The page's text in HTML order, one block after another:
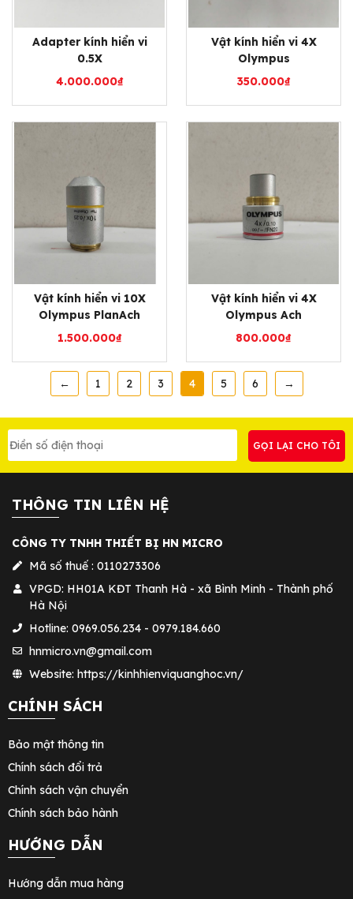
Adapter kính hiển vi
0.5X
4.000.000₫
Vật kính hiển vi 4X
Olympus
350.000₫
Vật kính hiển vi 10X
Olympus PlanAch
1.500.000₫
Vật kính hiển vi 4X
Olympus Ach
800.000₫
← 1 2 3 4 5 6 →
THÔNG TIN LIÊN HỆ
CÔNG TY TNHH THIẾT BỊ HN MICRO
Mã số thuế : 0110273306
VPGD: HH01A KĐT Thanh Hà - xã Bình Minh - Thành phố
Hà Nội
Hotline: 0969.056.234 - 0979.184.660
hnmicro.vn@gmail.com
Website: https://kinhhienviquanghoc.vn/
CHÍNH SÁCH
Bảo mật thông tin
Chính sách đổi trả
Chính sách vận chuyển
Chính sách bảo hành
HƯỚNG DẪN
Hướng dẫn mua hàng